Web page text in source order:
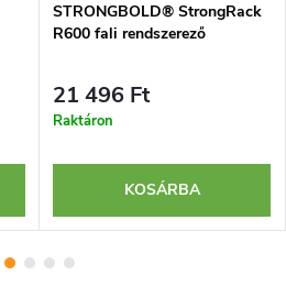
STRONGBOLD® StrongRack
R600 fali rendszerező
21 496 Ft
Raktáron
KOSÁRBA